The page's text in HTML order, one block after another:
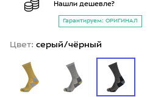
Нашли дешевле?
Гарантируем: ОРИГИНАЛ
Цвет: серый/чёрный